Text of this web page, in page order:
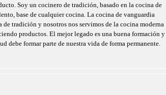
Soy un cocinero de tradición, basado en la cocina de
base de cualquier cocina. La cocina de vanguardia
de tradición y nosotros nos servimos de la cocina moderna
productos. El mejor legado es una buena formación y
debe formar parte de nuestra vida de forma permanente.